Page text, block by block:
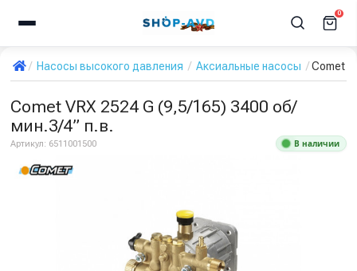
0
Насосы высокого давления Аксиальные насосы Comet
Comet VRX 2524 G (9,5/165) 3400 об/
мин.3/4” п.в.
Артикул: 6511001500 В наличии